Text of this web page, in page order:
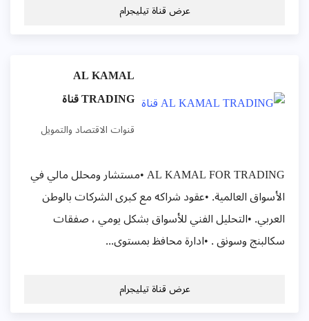
عرض قناة تيليجرام
AL KAMAL
TRADING قناة
قنوات الاقتصاد والتمويل
AL KAMAL FOR TRADING •مستشار ومحلل مالي في
الأسواق العالمية. •عقود شراكه مع كبرى الشركات بالوطن
العربي. •التحليل الفني للأسواق بشكل يومي ، صفقات
سكالبنج وسونق . •ادارة محافظ بمستوى...
عرض قناة تيليجرام